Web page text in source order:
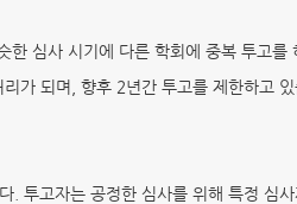
심사 시기에 다른 학회에 중복 투고를
가 되며, 향후 2년간 투고를 제한하고 있
투고자는 공정한 심사를 위해 특정 심사